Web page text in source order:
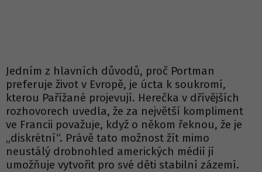
Jedním z hlavních důvodů, proč Portman
preferuje život v Evropě, je úcta k soukromí,
kterou Pařížané projevují. Herečka v dřívějších
rozhovorech uvedla, že za největší kompliment
ve Francii považuje, když o někom řeknou, že je
„diskrétní“. Právě tato možnost žít mimo
neustálý drobnohled amerických médií jí
umožňuje vytvořit pro své děti stabilní zázemí.